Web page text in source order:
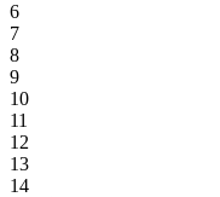
6
7
8
9
10
11
12
13
14